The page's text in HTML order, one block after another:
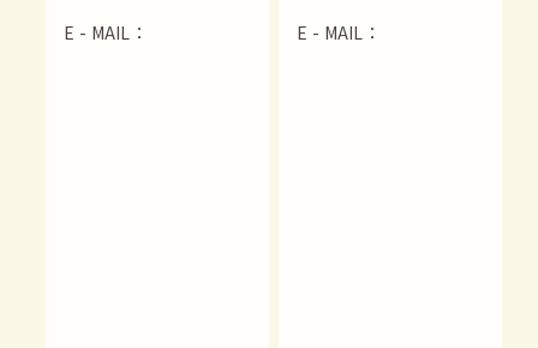
E - MAIL：
E - MAIL：